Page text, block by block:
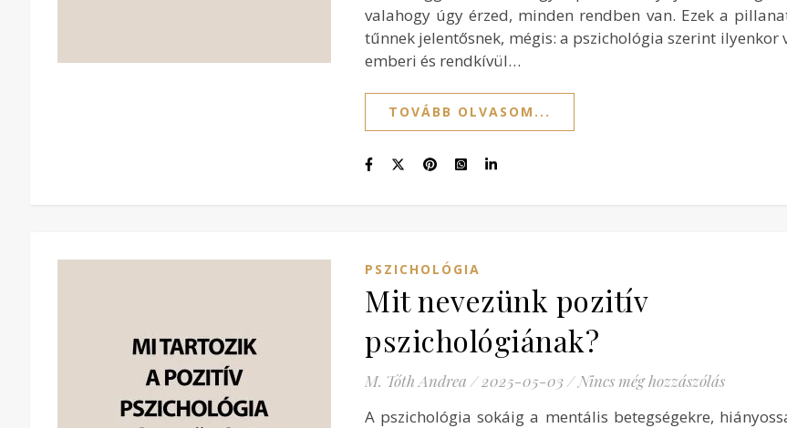
valahogy úgy érzed, minden rendben van. Ezek a
tűnnek jelentősnek, mégis: a pszichológia szerint ilyenkor
emberi és rendkívül…
TOVÁBB OLVASOM...
PSZICHOLÓGIA
Mit nevezünk pozitív
pszichológiának?
M. Tóth Andrea / 2025-05-03/ Nincs még hozzászólás
A pszichológia sokáig a mentális betegségekre,